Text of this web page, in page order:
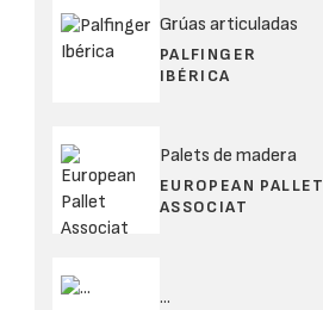
Grúas articuladas
PALFINGER
IBÉRICA
Palets de madera
EUROPEAN PALLET
ASSOCIAT
...